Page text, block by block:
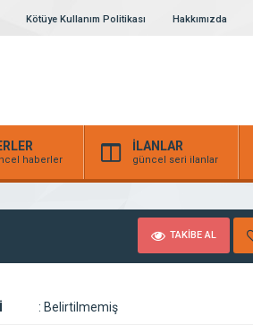
Kötüye Kullanım Politikası Hakkımızda
haberler
İLANLAR
güncel seri ilanlar
TAKİBE AL
: Belirtilmemiş